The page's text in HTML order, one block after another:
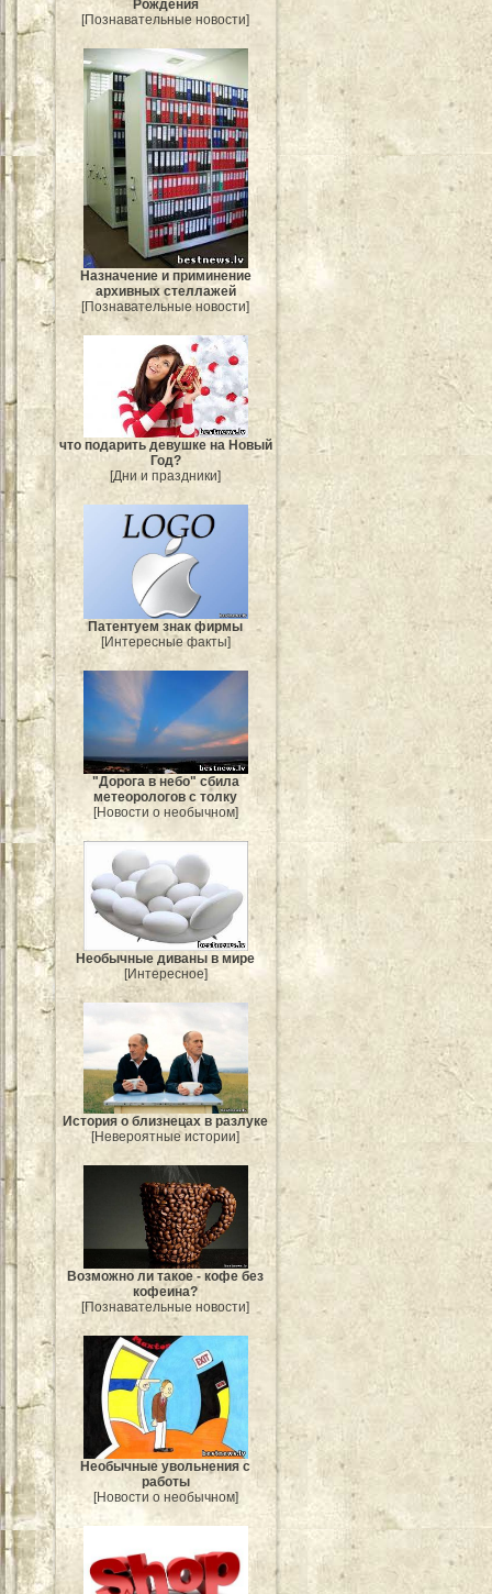
Рождения
[Познавательные новости]
Назначение и приминение
архивных стеллажей
[Познавательные новости]
что подарить девушке на Новый
Год?
[Дни и праздники]
Патентуем знак фирмы
[Интересные факты]
"Дорога в небо" сбила
метеорологов с толку
[Новости о необычном]
Необычные диваны в мире
[Интересное]
История о близнецах в разлуке
[Невероятные истории]
Возможно ли такое - кофе без
кофеина?
[Познавательные новости]
Необычные увольнения с
работы
[Новости о необычном]